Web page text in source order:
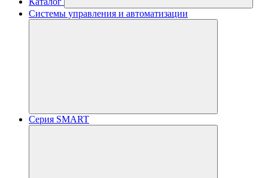
Системы управления и автоматизации
Серия SMART